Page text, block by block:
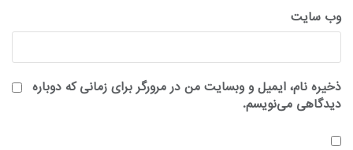
وب‌ سایت
ذخیره نام، ایمیل و وبسایت من در مرورگر برای زمانی که دوباره
دیدگاهی می‌نویسم.